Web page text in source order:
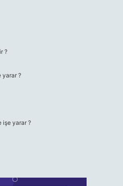
?
yarar ?
işe yarar ?